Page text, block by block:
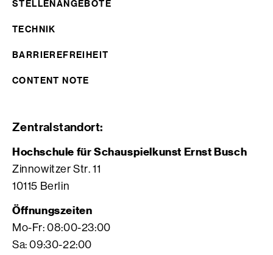
STELLENANGEBOTE
TECHNIK
BARRIEREFREIHEIT
CONTENT NOTE
Zentralstandort:
Hochschule für Schauspielkunst Ernst Busch
Zinnowitzer Str. 11
10115 Berlin
Öffnungszeiten
Mo-Fr: 08:00-23:00
Sa: 09:30-22:00